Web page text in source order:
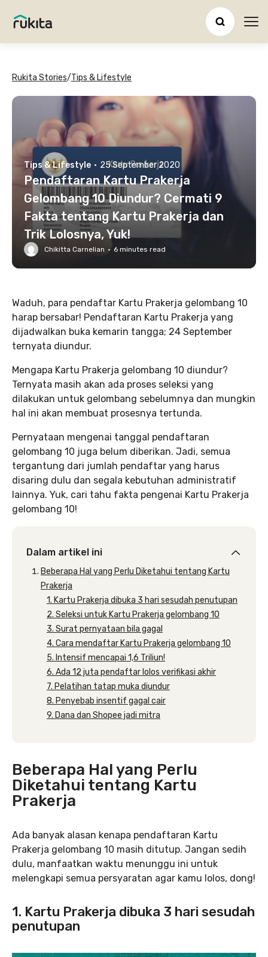
Rukita Stories/Tips & Lifestyle
Tips & Lifestyle · 25 September 2020
Pendaftaran Kartu Prakerja
Gelombang 10 Diundur? Cermati 9
Fakta tentang Kartu Prakerja dan
Trik Lolosnya, Yuk!
Chikitta Carnelian · 6 minutes read
Waduh, para pendaftar Kartu Prakerja gelombang 10
harap bersabar! Pendaftaran Kartu Prakerja yang
dijadwalkan buka kemarin tangga; 24 September
ternyata diundur.
Mengapa Kartu Prakerja gelombang 10 diundur?
Ternyata masih akan ada proses seleksi yang
dilakukan untuk gelombang sebelumnya dan mungkin
hal ini akan membuat prosesnya tertunda.
Pernyataan mengenai tanggal pendaftaran
gelombang 10 juga belum diberikan. Jadi, semua
tergantung dari jumlah pendaftar yang harus
disaring dulu dan segala kebutuhan administratif
lainnya. Yuk, cari tahu fakta pengenai Kartu Prakerja
gelombang 10!
Dalam artikel ini
Beberapa Hal yang Perlu Diketahui tentang Kartu
Prakerja
1. Kartu Prakerja dibuka 3 hari sesudah penutupan
2. Seleksi untuk Kartu Prakerja gelombang 10
3. Surat pernyataan bila gagal
4. Cara mendaftar Kartu Prakerja gelombang 10
5. Intensif mencapai 1,6 Triliun!
6. Ada 12 juta pendaftar lolos verifikasi akhir
7. Pelatihan tatap muka diundur
8. Penyebab insentif gagal cair
9. Dana dan Shopee jadi mitra
Beberapa Hal yang Perlu
Diketahui tentang Kartu
Prakerja
Ada banyak alasan kenapa pendaftaran Kartu
Prakerja gelombang 10 masih ditutup. Jangan sedih
dulu, manfaatkan waktu menunggu ini untuk
melengkapi semua persyaratan agar kamu lolos, dong!
1. Kartu Prakerja dibuka 3 hari sesudah
penutupan